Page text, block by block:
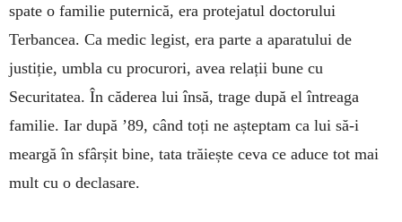
spate o familie puternică, era protejatul doctorului
Terbancea. Ca medic legist, era parte a aparatului de
justiție, umbla cu procurori, avea relații bune cu
Securitatea. În căderea lui însă, trage după el întreaga
familie. Iar după ’89, când toți ne așteptam ca lui să-i
meargă în sfârșit bine, tata trăiește ceva ce aduce tot mai
mult cu o declasare.